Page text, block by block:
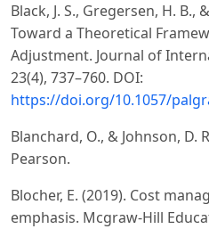
Black, J. S., Gregersen, H. B.,
Toward a Theoretical
Adjustment. Journal of
23(4), 737–760. DOI:
https://doi.org/10.1057/
Blanchard, O., & Johnson, D.
Pearson.
Blocher, E. (2019). Cost
emphasis. Mcgraw-Hill